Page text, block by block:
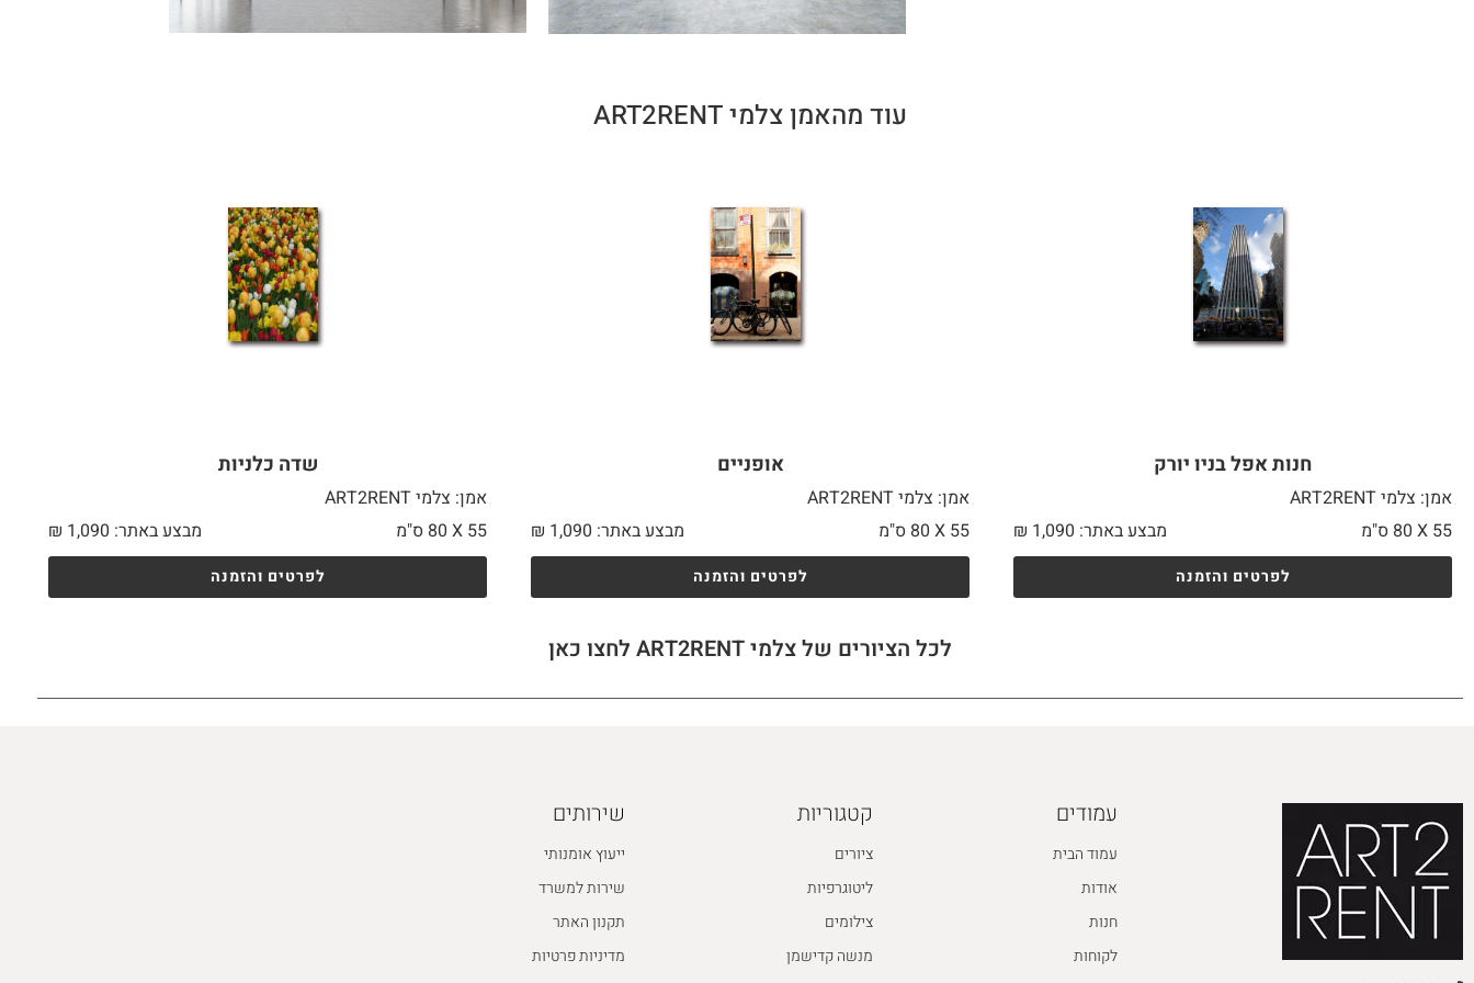
עוד מהאמן צלמי ART2RENT
חנות אפל בניו יורק
אמן: צלמי ART2RENT
55 X
מבצע באתר: ₪ 1,090
לפרטים והזמנה
אופניים
אמן: צלמי ART2RENT
55 X
מבצע באתר: ₪ 1,090
לפרטים והזמנה
שדה כלניות
אמן: צלמי ART2RENT
55 X
מבצע באתר: ₪ 1,090
לפרטים והזמנה
לכל הציורים של צלמי ART2RENT לחצו כאן
עמודים
עמוד הבית
אודות
חנות
לקוחות
קטגוריות
ציורים
ליטוגרפיות
צילומים
מנשה קדישמן
שירותים
ייעוץ אומנותי
שירות למשרד
תקנון האתר
מדיניות פרטיות